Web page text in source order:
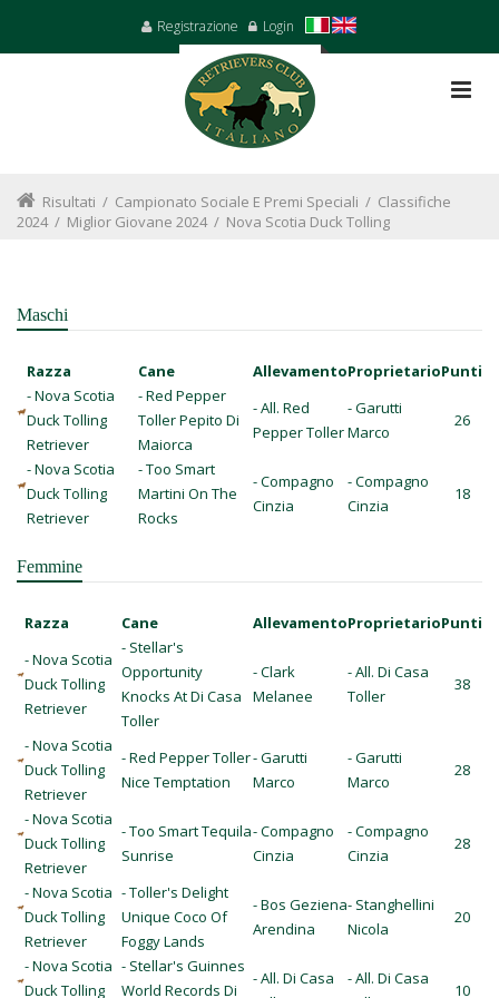
Registrazione Login
Risultati / Campionato Sociale E Premi Speciali / Classifiche
2024/ Miglior Giovane 2024/ Nova Scotia Duck Tolling
Maschi
Razza Cane AllevamentoProprietarioPunti
- Nova Scotia
Duck Tolling
Retriever
- Red Pepper
Toller Pepito Di
Maiorca
- All. Red
Pepper Toller
- Garutti
Marco
26
- Nova Scotia
Duck Tolling
Retriever
- Too Smart
Martini On The
Rocks
- Compagno
Cinzia
- Compagno
Cinzia
18
Femmine
Razza Cane AllevamentoProprietarioPunti
- Nova Scotia
Duck Tolling
Retriever
- Stellar's
Opportunity
Knocks At Di Casa
Toller
- Clark
Melanee
- All. Di Casa
Toller
38
- Nova Scotia
Duck Tolling
Retriever
- Red Pepper Toller
Nice Temptation
- Garutti
Marco
- Garutti
Marco
28
- Nova Scotia
Duck Tolling
Retriever
- Too Smart Tequila
Sunrise
- Compagno
Cinzia
- Compagno
Cinzia
28
- Nova Scotia
Duck Tolling
Retriever
- Toller's Delight
Unique Coco Of
Foggy Lands
- Bos Geziena
Arendina
- Stanghellini
Nicola
20
- Nova Scotia
Duck Tolling
- Stellar's Guinnes
World Records Di
- All. Di Casa
- All. Di Casa
10